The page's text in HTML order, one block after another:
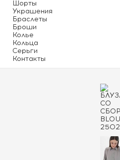
Шорты
Украшения
Браслеты
Броши
Колье
Кольца
Серьги
Контакты